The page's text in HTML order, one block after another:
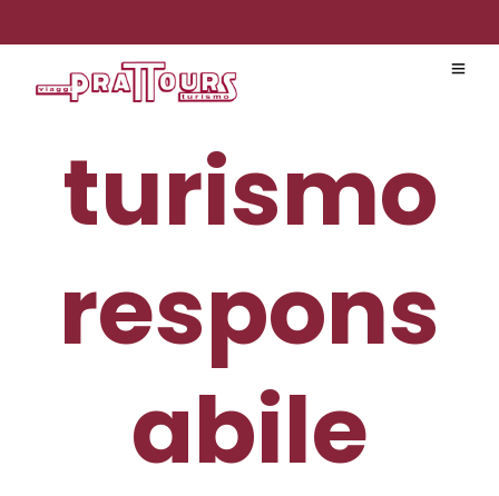
turismo
respons
abile